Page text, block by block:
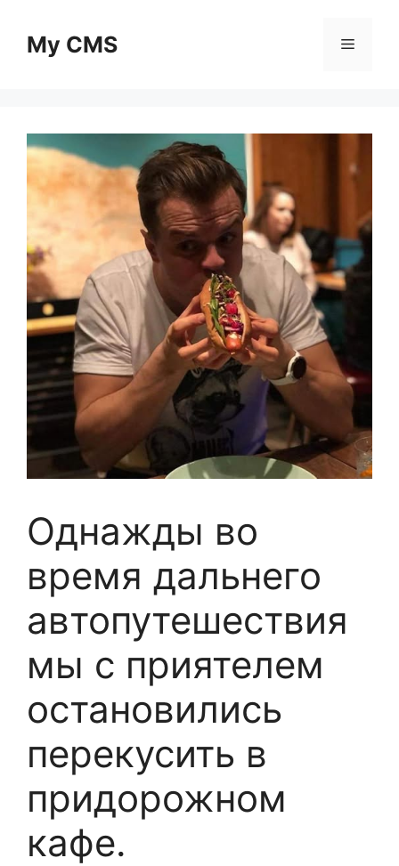
contentMy CMS Menu
Однажды во
время дальнего
автопутешествия
мы с приятелем
остановились
перекусить в
придорожном
кафе.